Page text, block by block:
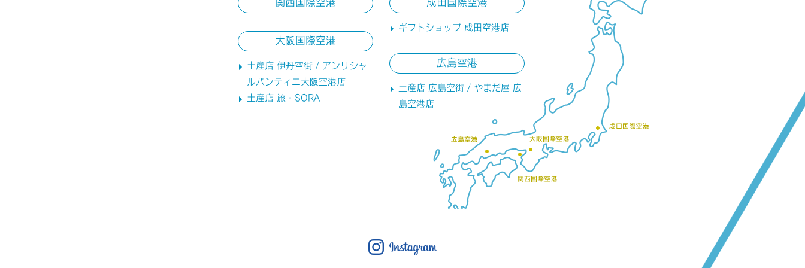
関西国際空港
大阪国際空港
土産店 伊丹空街 / アンリシャ
ルパンティエ大阪空港店
土産店 旅・SORA
成田国際空港
ギフトショップ 成田空港店
広島空港
土産店 広島空街 / やまだ屋 広
島空港店